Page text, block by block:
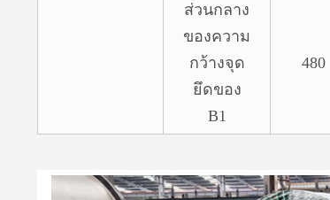
ส่วนกลาง
ของความ
กว้างจุด
ยึดของ
B1
480